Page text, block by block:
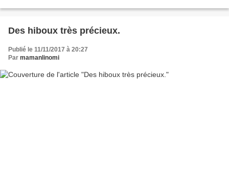
Des hiboux très précieux.
Publié le 11/11/2017 à 20:27
Par mamanlinomi